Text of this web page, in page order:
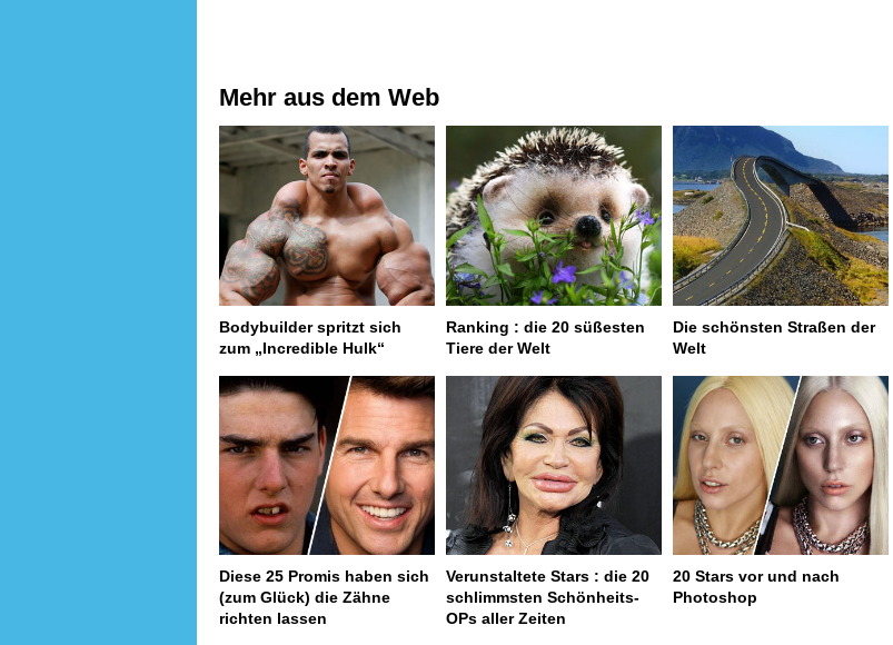
Mehr aus dem Web
Bodybuilder spritzt sich
zum „Incredible Hulk“
Ranking : die 20 süßesten
Tiere der Welt
Die schönsten Straßen der
Welt
Diese 25 Promis haben sich
(zum Glück) die Zähne
richten lassen
Verunstaltete Stars : die 20
schlimmsten Schönheits-
OPs aller Zeiten
20 Stars vor und nach
Photoshop